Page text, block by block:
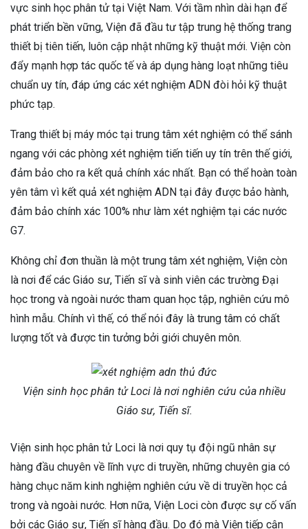
vực sinh học phân tử tại Việt Nam. Với tầm nhìn dài hạn để
phát triển bền vững, Viện đã đầu tư tập trung hệ thống trang
thiết bị tiên tiến, luôn cập nhật những kỹ thuật mới. Viện còn
đẩy mạnh hợp tác quốc tế và áp dụng hàng loạt những tiêu
chuẩn uy tín, đáp ứng các xét nghiệm ADN đòi hỏi kỹ thuật
phức tạp.
Trang thiết bị máy móc tại trung tâm xét nghiệm có thể sánh
ngang với các phòng xét nghiệm tiến tiến uy tín trên thế giới,
đảm bảo cho ra kết quả chính xác nhất. Bạn có thể hoàn toàn
yên tâm vì kết quả xét nghiệm ADN tại đây được bảo hành,
đảm bảo chính xác 100% như làm xét nghiệm tại các nước
G7.
Không chỉ đơn thuần là một trung tâm xét nghiệm, Viện còn
là nơi để các Giáo sư, Tiến sĩ và sinh viên các trường Đại
học trong và ngoài nước tham quan học tập, nghiên cứu mô
hình mẫu. Chính vì thế, có thể nói đây là trung tâm có chất
lượng tốt và được tin tưởng bởi giới chuyên môn.
Viện sinh học phân tử Loci là nơi nghiên cứu của nhiều
Giáo sư, Tiến sĩ.
Viện sinh học phân tử Loci là nơi quy tụ đội ngũ nhân sự
hàng đầu chuyên về lĩnh vực di truyền, những chuyên gia có
hàng chục năm kinh nghiệm nghiên cứu về di truyền học cả
trong và ngoài nước. Hơn nữa, Viện Loci còn được sự cố vấn
bởi các Giáo sư, Tiến sĩ hàng đầu. Do đó mà Viện tiếp cận